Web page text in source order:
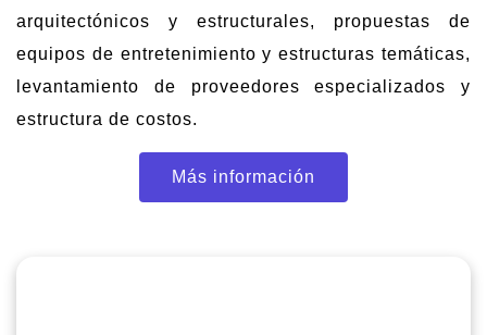
arquitectónicos y estructurales, propuestas de
equipos de entretenimiento y estructuras temáticas,
levantamiento de proveedores especializados y
estructura de costos.
Más información